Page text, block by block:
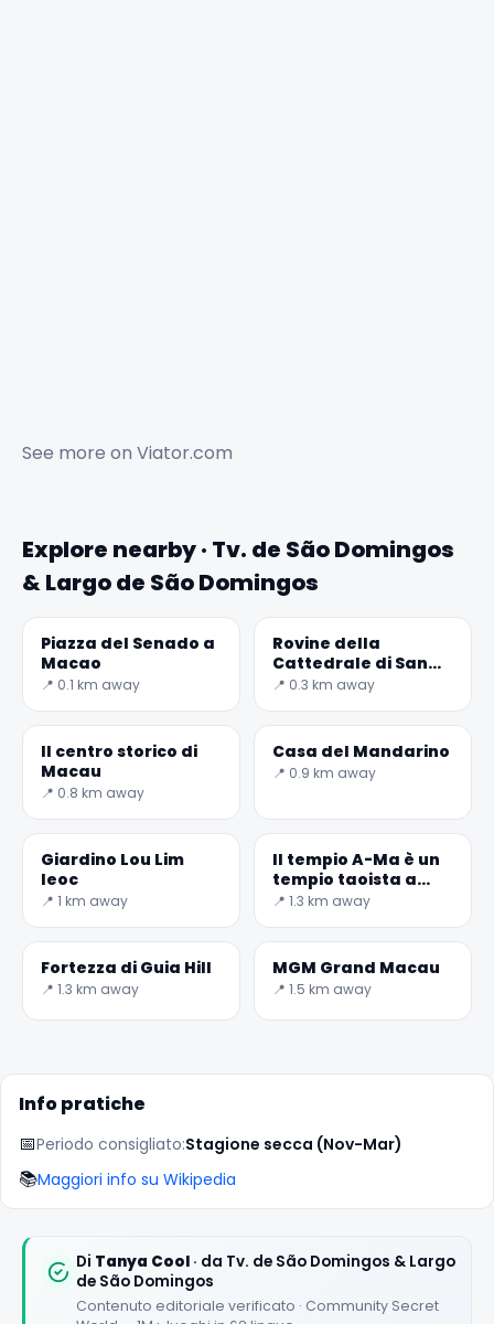
See more on Viator.com
Explore nearby · Tv. de São Domingos
& Largo de São Domingos
Piazza del Senado a
Macao
📍 0.1 km away
Rovine della
Cattedrale di San
Paolo
📍 0.3 km away
Il centro storico di
Macau
📍 0.8 km away
Casa del Mandarino
📍 0.9 km away
Giardino Lou Lim
Ieoc
📍 1 km away
Il tempio A-Ma è un
tempio taoista a
Macao
📍 1.3 km away
Fortezza di Guia Hill
📍 1.3 km away
MGM Grand Macau
📍 1.5 km away
Info pratiche
📅Periodo consigliato:Stagione secca (Nov-Mar)
📚Maggiori info su Wikipedia
Di Tanya Cool · da Tv. de São Domingos & Largo
de São Domingos
Contenuto editoriale verificato · Community Secret
🏆Rated best travel app worldwide
★★★★★